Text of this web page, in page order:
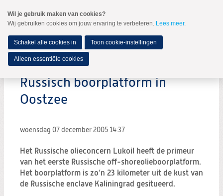
naar
Spring
de
inhoud
Spring
naar
hoofdmenu
MENU
Russisch boorplatform in
Oostzee
woensdag 07 december 2005 14:37
Het Russische olieconcern Lukoil heeft de primeur
van het eerste Russische off-shoreolieboorplatform.
Het boorplatform is zo’n 23 kilometer uit de kust van
de Russische enclave Kaliningrad gesitueerd.
Wil je gebruik maken van cookies?
Wij gebruiken cookies om jouw ervaring te verbeteren. Lees meer.
Schakel alle cookies in Toon cookie-instellingen
Alleen essentiële cookies